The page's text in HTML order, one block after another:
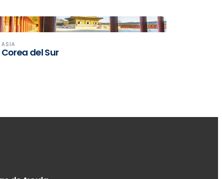
ASIA
Corea del Sur